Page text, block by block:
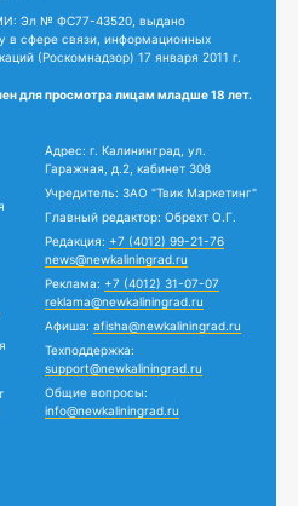
Эл № ФС77-43520, выдано
в сфере связи, информационных
(Роскомнадзор) 17 января 2011 г.
для просмотра лицам младше 18 лет.
Адрес: г. Калининград, ул.
Гаражная, д.2, кабинет 308
Учредитель: ЗАО "Твик Маркетинг"
Главный редактор: Обрехт О.Г.
Редакция: +7 (4012) 99-21-76
news@newkaliningrad.ru
Реклама: +7 (4012) 31-07-07
reklama@newkaliningrad.ru
Афиша: afisha@newkaliningrad.ru
Техподдержка:
support@newkaliningrad.ru
Общие вопросы:
info@newkaliningrad.ru